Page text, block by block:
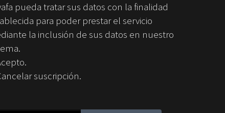
pueda tratar sus datos con la finalidad
para poder prestar el servicio
la inclusión de sus datos en nuestro
suscripción.